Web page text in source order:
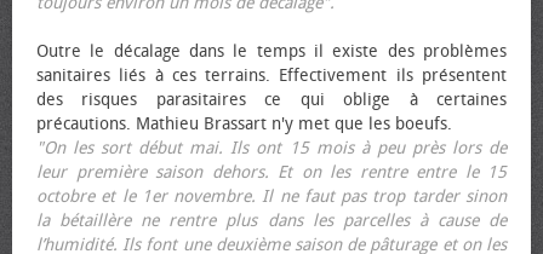
Outre le décalage dans le temps il existe des problèmes
sanitaires liés à ces terrains. Effectivement ils présentent
des risques parasitaires ce qui oblige à certaines
précautions. Mathieu Brassart n'y met que les bœufs.
"On les sort début mai. Ils ont 15 mois à peu près lors de
leur première saison dehors. Et on les rentre entre le 15
octobre et le 1er novembre. Il ne faut pas trop tarder sinon
la bétaillère ne rentre plus dans les parcelles à cause de
l’humidité. Ils font une deuxième saison de pâturage et on les